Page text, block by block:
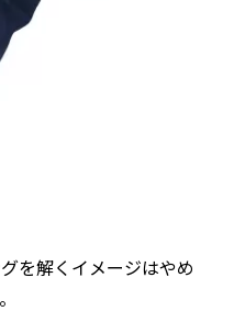
を解くイメージはやめ